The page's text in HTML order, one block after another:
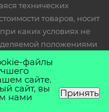
технических
товаров, носит
каких условиях не
положениями
кодекса РФ.
файлы
сайте.
сайт, вы
нами Принять